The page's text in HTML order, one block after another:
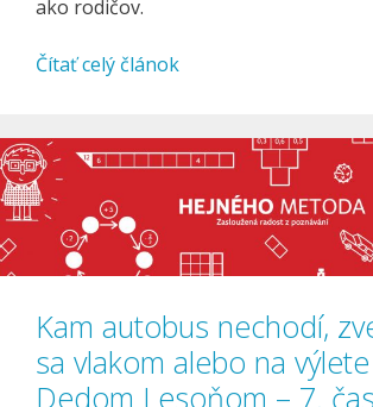
ako rodičov.
Čítať celý článok
Kam autobus nechodí,
sa vlakom alebo na
Dedom Lesoňom – 7.